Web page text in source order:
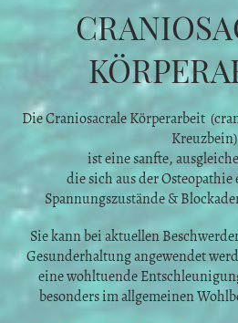
Die Craniosacrale Körperarbeit
Kreuzbein)
ist eine sanfte,
die sich aus der
Spannungszustände &
Sie kann bei aktuellen
Gesunderhaltung angewendet
eine wohltuende
besonders im allgemeinen